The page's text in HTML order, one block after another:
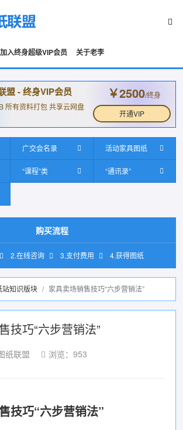
加入终身超级VIP会员 关于老李
盟 - 终身VIP会员
所有资料打包 共享云网盘
￥2500/终身
开通VIP
广交会名录 活动家具图纸
“课程”类 “通讯录”
购买流程
2.在线咨询 3.支付费用 4.获得图纸
站知识版块 家具卖场销售技巧“六步营销法”
技巧“六步营销法”
纸联盟 浏览：953
技巧“六步营销法”